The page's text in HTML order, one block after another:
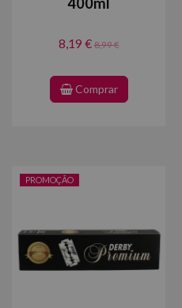
8,19 €8,99 €
Comprar
PROMOÇÃO